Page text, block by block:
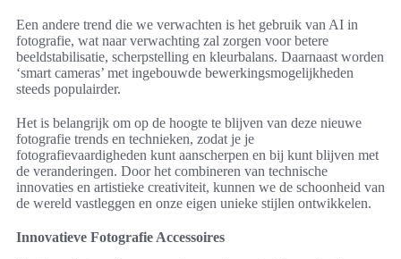
Een andere trend die we verwachten is het gebruik van AI in
fotografie, wat naar verwachting zal zorgen voor betere
beeldstabilisatie, scherpstelling en kleurbalans. Daarnaast worden
‘smart cameras’ met ingebouwde bewerkingsmogelijkheden
steeds populairder.
Het is belangrijk om op de hoogte te blijven van deze nieuwe
fotografie trends en technieken, zodat je je
fotografievaardigheden kunt aanscherpen en bij kunt blijven met
de veranderingen. Door het combineren van technische
innovaties en artistieke creativiteit, kunnen we de schoonheid van
de wereld vastleggen en onze eigen unieke stijlen ontwikkelen.
Innovatieve Fotografie Accessoires